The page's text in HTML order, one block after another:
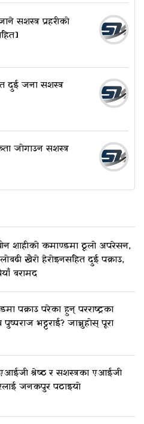
सशस्त्र प्रहरीको
दुई जना सशस्त्र
जोगाउन सशस्त्र
शाहीको कमाण्डमा ठूलो अपरेसन,
खैरो हेरोइनसहित दुई पक्राउ,
बरामद
पक्राउ परेका हुन् परराष्ट्रका
भट्टराई? जान्नुहोस् पूरा
एआईजी श्रेष्ठ र सशस्त्रका एआईजी
जनकपुर पठाइयो